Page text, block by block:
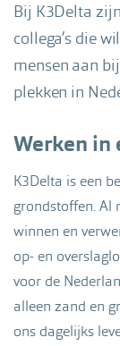
Bij K3Delta
collega’s die
mensen aan
plekken in
Werken
K3Delta is een
grondstoffen. Al
winnen en
op- en
voor de
alleen zand en
ons dagelijks